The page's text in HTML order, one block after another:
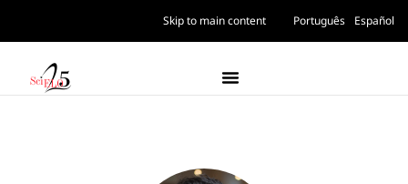
Skip to main content Português Español